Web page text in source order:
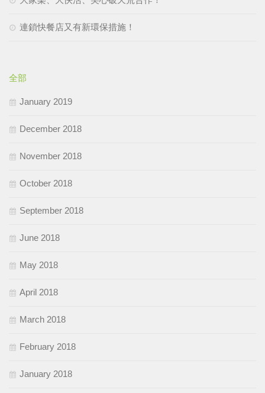
連鎖快餐店又有新環保措施！
全部
January 2019
December 2018
November 2018
October 2018
September 2018
June 2018
May 2018
April 2018
March 2018
February 2018
January 2018